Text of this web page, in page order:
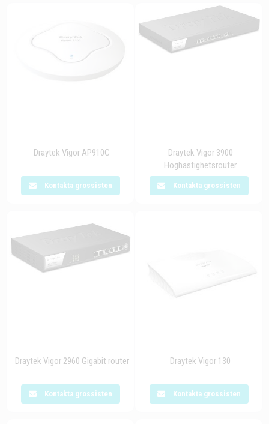
Draytek Vigor AP910C
Kontakta grossisten
Draytek Vigor 3900
Höghastighetsrouter
Kontakta grossisten
Draytek Vigor 2960 Gigabit router
Kontakta grossisten
Draytek Vigor 130
Kontakta grossisten